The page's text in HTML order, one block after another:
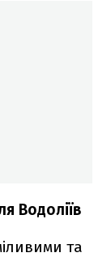
Водоліїв
та